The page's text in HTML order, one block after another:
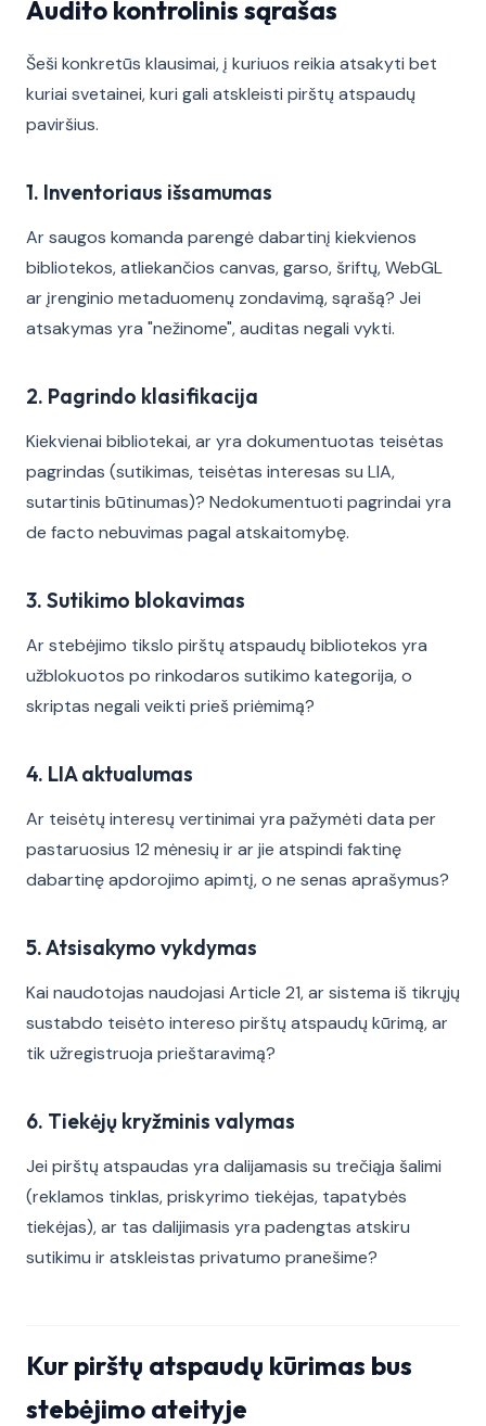
Audito kontrolinis sąrašas
Šeši konkretūs klausimai, į kuriuos reikia atsakyti bet
kuriai svetainei, kuri gali atskleisti pirštų atspaudų
paviršius.
1. Inventoriaus išsamumas
Ar saugos komanda parengė dabartinį kiekvienos
bibliotekos, atliekančios canvas, garso, šriftų, WebGL
ar įrenginio metaduomenų zondavimą, sąrašą? Jei
atsakymas yra "nežinome", auditas negali vykti.
2. Pagrindo klasifikacija
Kiekvienai bibliotekai, ar yra dokumentuotas teisėtas
pagrindas (sutikimas, teisėtas interesas su LIA,
sutartinis būtinumas)? Nedokumentuoti pagrindai yra
de facto nebuvimas pagal atskaitomybę.
3. Sutikimo blokavimas
Ar stebėjimo tikslo pirštų atspaudų bibliotekos yra
užblokuotos po rinkodaros sutikimo kategorija, o
skriptas negali veikti prieš priėmimą?
4. LIA aktualumas
Ar teisėtų interesų vertinimai yra pažymėti data per
pastaruosius 12 mėnesių ir ar jie atspindi faktinę
dabartinę apdorojimo apimtį, o ne senas aprašymus?
5. Atsisakymo vykdymas
Kai naudotojas naudojasi Article 21, ar sistema iš tikrųjų
sustabdo teisėto intereso pirštų atspaudų kūrimą, ar
tik užregistruoja prieštaravimą?
6. Tiekėjų kryžminis valymas
Jei pirštų atspaudas yra dalijamasis su trečiąja šalimi
(reklamos tinklas, priskyrimo tiekėjas, tapatybės
tiekėjas), ar tas dalijimasis yra padengtas atskiru
sutikimu ir atskleistas privatumo pranešime?
Kur pirštų atspaudų kūrimas bus
stebėjimo ateityje